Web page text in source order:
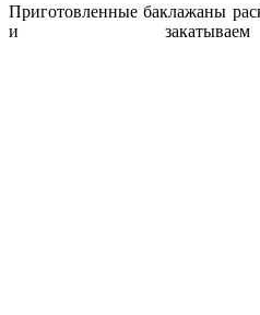
Приготовленные баклажаны
и